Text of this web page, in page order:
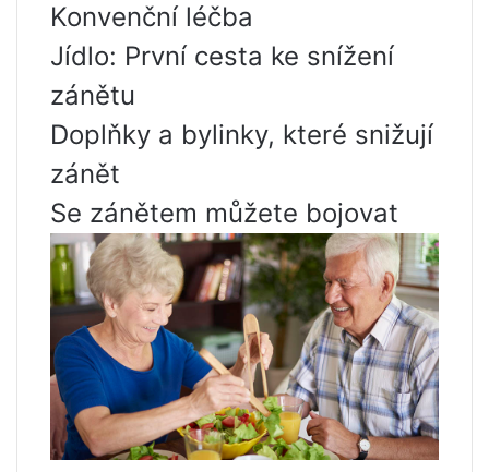
Konvenční léčba
Jídlo: První cesta ke snížení
zánětu
Doplňky a bylinky, které snižují
zánět
Se zánětem můžete bojovat